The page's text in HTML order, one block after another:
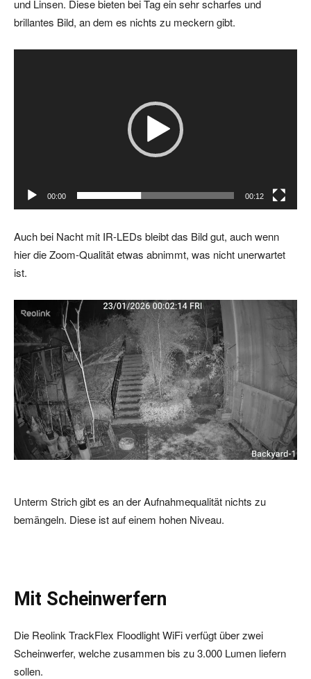
und Linsen. Diese bieten bei Tag ein sehr scharfes und
brillantes Bild, an dem es nichts zu meckern gibt.
e
r
00:00 00:12
Auch bei Nacht mit IR-LEDs bleibt das Bild gut, auch wenn
hier die Zoom-Qualität etwas abnimmt, was nicht unerwartet
ist.
Unterm Strich gibt es an der Aufnahmequalität nichts zu
bemängeln. Diese ist auf einem hohen Niveau.
Mit Scheinwerfern
Die Reolink TrackFlex Floodlight WiFi verfügt über zwei
Scheinwerfer, welche zusammen bis zu 3.000 Lumen liefern
sollen.